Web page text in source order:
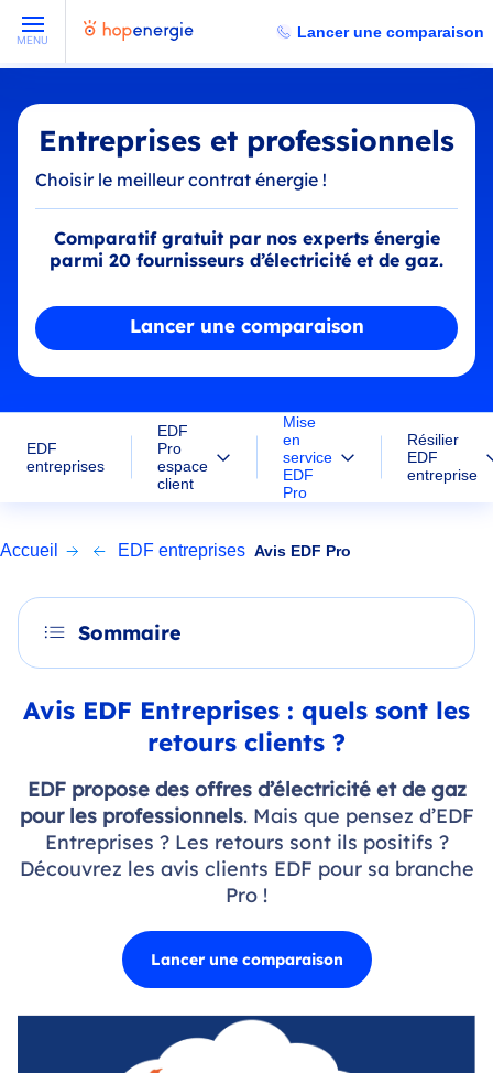
MENU Lancer une comparaison
Entreprises et professionnels
Choisir le meilleur contrat énergie !
Comparatif gratuit par nos experts énergie
parmi 20 fournisseurs d’électricité et de gaz.
Lancer une comparaison
EDF
entreprises
EDF
Pro
espace
client
Mise
en
service
EDF
Pro
Résilier
EDF
entreprise
Accueil EDF entreprises Avis EDF Pro
Sommaire
Avis EDF Entreprises : quels sont les
retours clients ?
EDF propose des offres d’électricité et de gaz
pour les professionnels. Mais que pensez d’EDF
Entreprises ? Les retours sont ils positifs ?
Découvrez les avis clients EDF pour sa branche
Pro !
Lancer une comparaison